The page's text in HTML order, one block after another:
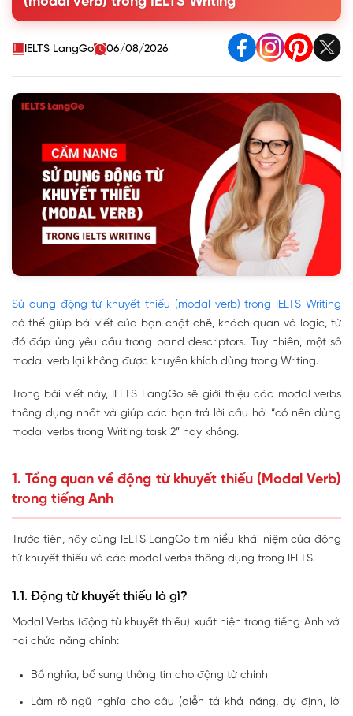
2. Cách sử dụng động từ khuyết thiếu (Modal Verb) trong
IELTS Writing
3. Kết luận: Sử dụng Modal Verb trong IELTS Writing - Nên
hay Không?
IELTS LangGo 06/08/2026
Sử dụng động từ khuyết thiếu (modal verb) trong IELTS Writing
có thể giúp bài viết của bạn chặt chẽ, khách quan và logic, từ
đó đáp ứng yêu cầu trong band descriptors. Tuy nhiên, một số
modal verb lại không được khuyến khích dùng trong Writing.
Trong bài viết này, IELTS LangGo sẽ giới thiệu các modal verbs
thông dụng nhất và giúp các bạn trả lời câu hỏi “có nên dùng
modal verbs trong Writing task 2” hay không.
1. Tổng quan về động từ khuyết thiếu (Modal Verb)
trong tiếng Anh
Trước tiên, hãy cùng IELTS LangGo tìm hiểu khái niệm của động
từ khuyết thiếu và các modal verbs thông dụng trong IELTS.
1.1. Động từ khuyết thiếu là gì?
Modal Verbs (động từ khuyết thiếu) xuất hiện trong tiếng Anh với
hai chức năng chính:
Bổ nghĩa, bổ sung thông tin cho động từ chính
Làm rõ ngữ nghĩa cho câu (diễn tả khả năng, dự định, lời